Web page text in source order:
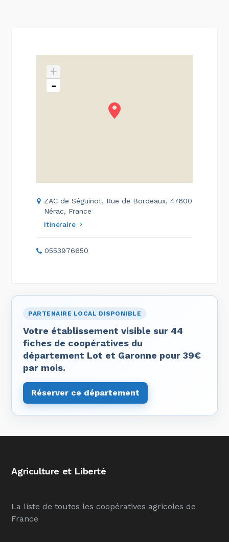
+
-
ZAC de Séguinot, Rue de Bordeaux, 47600
Nérac, France
Itinéraire
0553976650
PARTENAIRE LOCAL DISPONIBLE
Votre établissement visible sur 44
fiches de coopératives du
département Lot et Garonne pour 39€
par mois.
Réserver ce département
Agriculture et Liberté
La liste de toutes les coopératives agricoles de
France